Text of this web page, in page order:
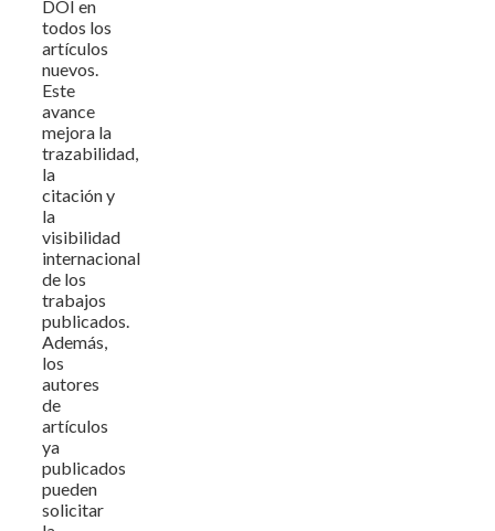
DOI en
todos los
artículos
nuevos.
Este
avance
mejora la
trazabilidad,
la
citación y
la
visibilidad
internacional
de los
trabajos
publicados.
Además,
los
autores
de
artículos
ya
publicados
pueden
solicitar